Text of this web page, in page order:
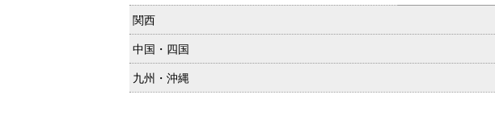
関西
中国・四国
九州・沖縄